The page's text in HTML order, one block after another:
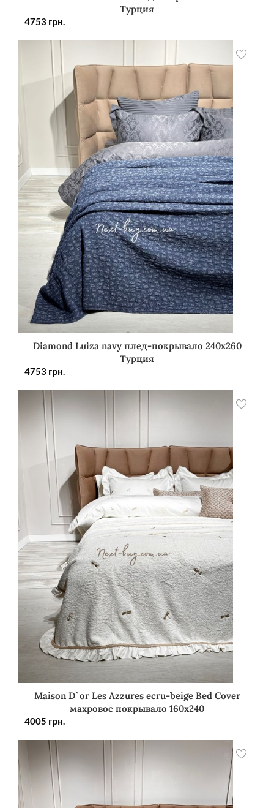
Турция
4753 грн.
Diamond Luiza navy плед-покрывало 240х260
Турция
4753 грн.
Maison D`or Les Azzures ecru-beige Bed Cover
махровое покрывало 160х240
4005 грн.